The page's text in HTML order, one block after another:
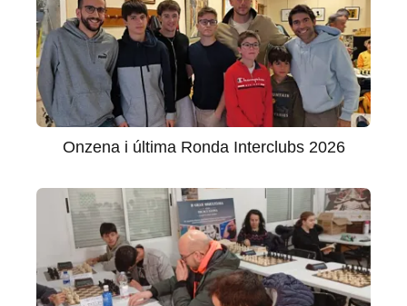
Onzena i última Ronda Interclubs 2026